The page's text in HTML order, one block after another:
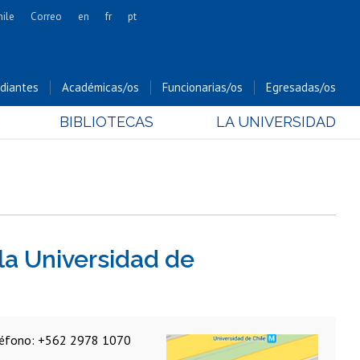
Cs. Forestales y Conservación
Cs. Sociales
Estudios Internacionales
Correo en fr pt
Académicas/os Funcionarias/os Egresadas/os
BIBLIOTECAS LA UNIVERSIDAD
Universidad de
+562 2978 1070